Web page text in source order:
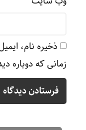
ذخیره نام،
زمانی که دوباره